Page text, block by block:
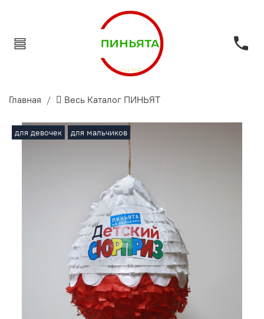
Главная  Весь Каталог ПИНЬЯТ
для девочек для мальчиков